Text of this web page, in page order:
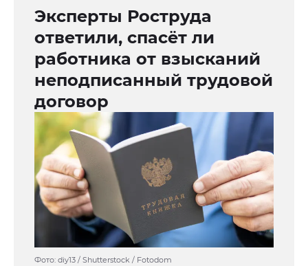
Эксперты Роструда
ответили, спасёт ли
работника от взысканий
неподписанный трудовой
договор
Фото: diy13 / Shutterstock / Fotodom